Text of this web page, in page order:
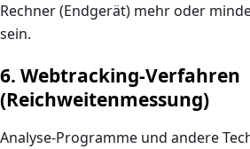
Rechner (Endgerät) mehr oder
sein.
6. Webtracking-Verfahren
(Reichweitenmessung)
Analyse-Programme und andere